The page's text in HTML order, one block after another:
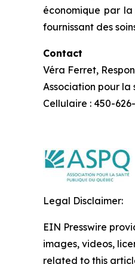
économique par
fournissant des
Contact
Véra Ferret,
Association pour
Cellulaire : 450-
Legal Disclaimer:
EIN Presswire
images, videos,
related to this